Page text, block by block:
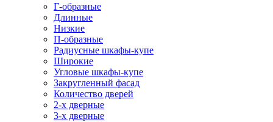
Г-образные
Длинные
Низкие
П-образные
Радиусные шкафы-купе
Широкие
Угловые шкафы-купе
Закругленный фасад
Количество дверей
2-х дверные
3-х дверные